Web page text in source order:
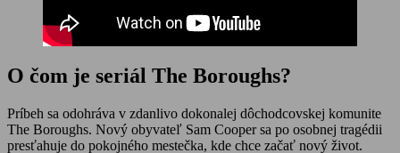
O čom je seriál The Boroughs?
Príbeh sa odohráva v zdanlivo dokonalej dôchodcovskej komunite
The Boroughs. Nový obyvateľ Sam Cooper sa po osobnej tragédii
presťahuje do pokojného mestečka, kde chce začať nový život.